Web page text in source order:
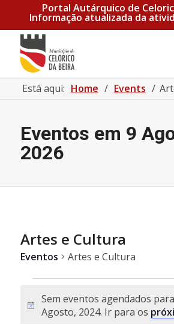
Portal Autárquico de
Informação atualizada da
Está aqui: Home / Events /
Eventos em 9
2026
Artes e Cultura
Eventos Artes e Cultura
Aviso
Sem eventos agendados
Agosto, 2024. Ir para os